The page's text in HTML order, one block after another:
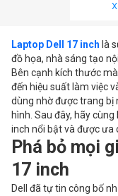
Laptop Dell 17 inch là
đồ họa, nhà sáng tạo
Bên cạnh kích thước
đến hiệu suất làm việc
dùng nhờ được trang bị
hình. Sau đây, hãy
inch nổi bật và được ưa
Phá bỏ mọi
17 inch
Dell đã tự tin công bố